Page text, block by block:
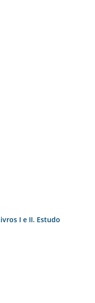
I e II. Estudo